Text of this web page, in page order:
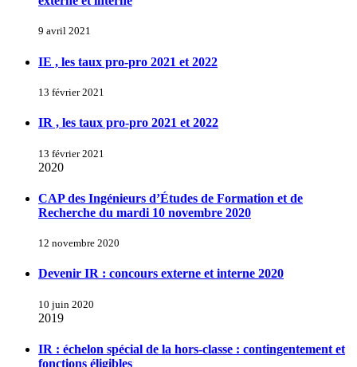
9 avril 2021
IE , les taux pro-pro 2021 et 2022
13 février 2021
IR , les taux pro-pro 2021 et 2022
13 février 2021
2020
CAP des Ingénieurs d’Études de Formation et de
Recherche du mardi 10 novembre 2020
12 novembre 2020
Devenir IR : concours externe et interne 2020
10 juin 2020
2019
IR : échelon spécial de la hors-classe : contingentement et
fonctions éligibles